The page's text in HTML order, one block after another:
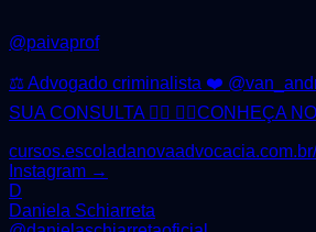
@paivaprof
⚖️ Advogado criminalista ❤️
SUA CONSULTA 👇🏻 👇🏻CONHEÇA
Instagram →
D
Daniela Schiarreta